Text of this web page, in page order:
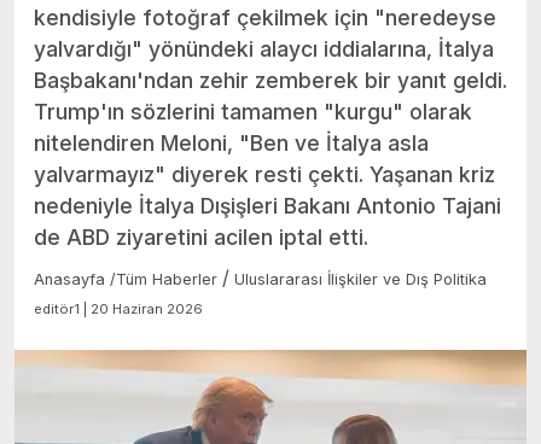
kendisiyle fotoğraf çekilmek için "neredeyse
yalvardığı" yönündeki alaycı iddialarına, İtalya
Başbakanı'ndan zehir zemberek bir yanıt geldi.
Trump'ın sözlerini tamamen "kurgu" olarak
nitelendiren Meloni, "Ben ve İtalya asla
yalvarmayız" diyerek resti çekti. Yaşanan kriz
nedeniyle İtalya Dışişleri Bakanı Antonio Tajani
de ABD ziyaretini acilen iptal etti.
Anasayfa /Tüm Haberler / Uluslararası İlişkiler ve Dış Politika
editör1 | 20 Haziran 2026